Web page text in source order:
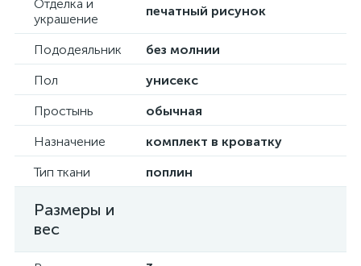
Отделка и
украшение
печатный рисунок
Пододеяльник
без молнии
Пол
унисекс
Простынь
обычная
Назначение
комплект в кроватку
Тип ткани
поплин
Размеры и
вес